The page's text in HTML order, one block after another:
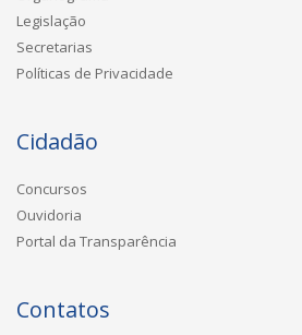
Legislação
Secretarias
Políticas de Privacidade
Cidadão
Concursos
Ouvidoria
Portal da Transparência
Contatos